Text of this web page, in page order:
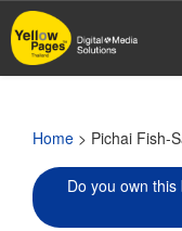
Skip
to
main
Home > Pichai Fish-
Do you own